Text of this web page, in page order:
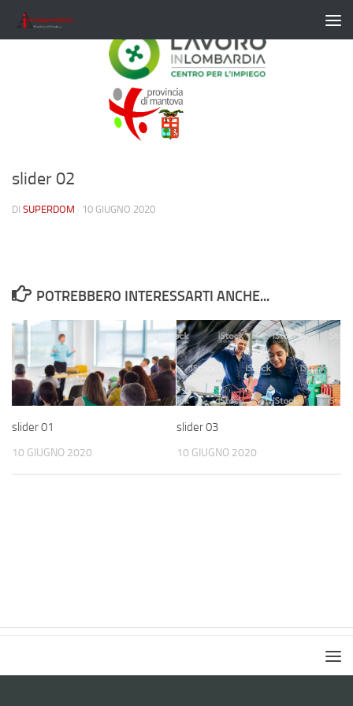
Salta al contenuto
slider 02
DI SUPERDOM · 10 GIUGNO 2020
POTREBBERO INTERESSARTI ANCHE...
slider 01
10 GIUGNO 2020
slider 03
10 GIUGNO 2020